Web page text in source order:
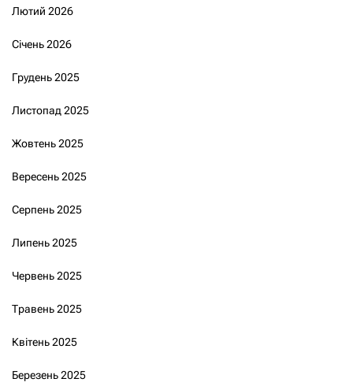
Лютий 2026
Січень 2026
Грудень 2025
Листопад 2025
Жовтень 2025
Вересень 2025
Серпень 2025
Липень 2025
Червень 2025
Травень 2025
Квітень 2025
Березень 2025